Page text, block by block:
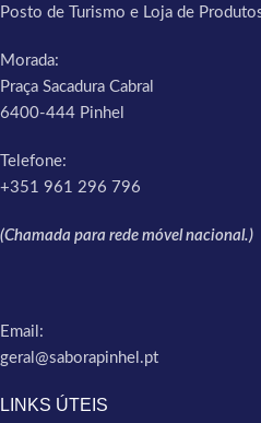
Posto de Turismo e Loja de
Morada:
Praça Sacadura Cabral
6400-444 Pinhel
Telefone:
+351 961 296 796
(Chamada para rede móvel nacional.)
Email:
geral@saborapinhel.pt
LINKS ÚTEIS